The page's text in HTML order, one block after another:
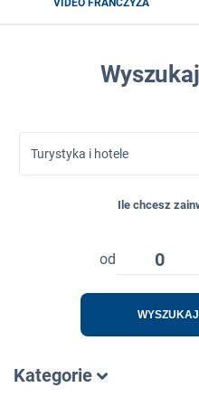
Turystyka i hotele
Ile chcesz
od 0
Kategorie